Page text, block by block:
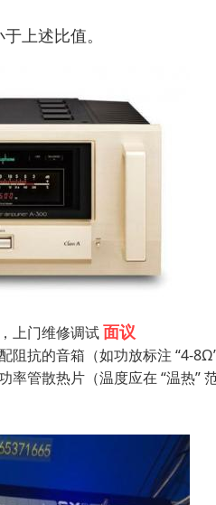
上述比值。
上门维修调试面议
阻抗的音箱（如功放标注 “4-
率管散热片（温度应在 “温热”